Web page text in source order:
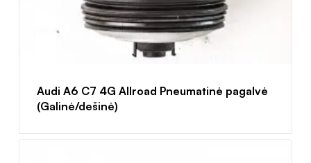
Audi A6 C7 4G Allroad Pneumatinė pagalvė
(Galinė/dešinė)